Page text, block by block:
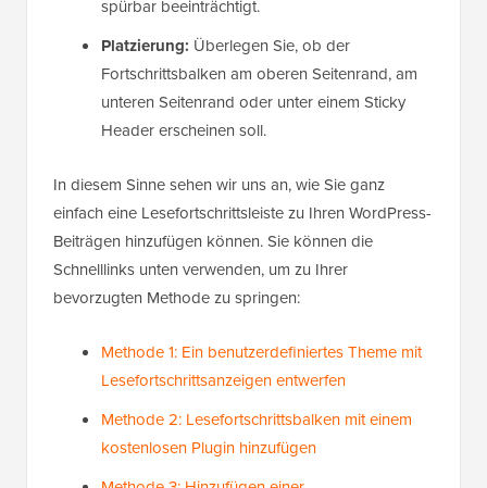
spürbar beeinträchtigt.
Platzierung: Überlegen Sie, ob der
Fortschrittsbalken am oberen Seitenrand, am
unteren Seitenrand oder unter einem Sticky
Header erscheinen soll.
In diesem Sinne sehen wir uns an, wie Sie ganz
einfach eine Lesefortschrittsleiste zu Ihren WordPress-
Beiträgen hinzufügen können. Sie können die
Schnelllinks unten verwenden, um zu Ihrer
bevorzugten Methode zu springen:
Methode 1: Ein benutzerdefiniertes Theme mit
Lesefortschrittsanzeigen entwerfen
Methode 2: Lesefortschrittsbalken mit einem
kostenlosen Plugin hinzufügen